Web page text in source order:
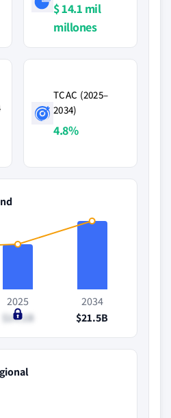
$ 14.1 mil
millones
TCAC (2025–
2034)
4.8%
2025
$14.1B
2034
$21.5B